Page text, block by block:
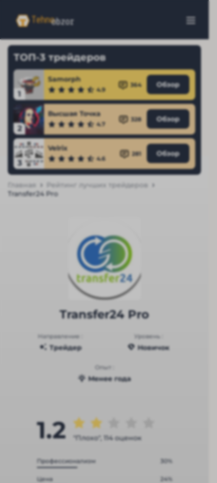
ТОП-3 трейдеров
1
Samorph
4.9
364 Обзор
2
Высшая Точка
4.7
328 Обзор
3
Velrix
4.6
281 Обзор
Главная
Рейтинг лучших трейдеров
Transfer24 Pro
Transfer24 Pro
Направление :
Трейдер
Уровень :
Новичок
Опыт :
Менее года
1.2 "Плохо", 114 оценок
Профессионализм 30%
Цена 24%